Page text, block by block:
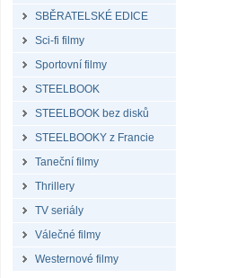
SBĚRATELSKÉ EDICE
Sci-fi filmy
Sportovní filmy
STEELBOOK
STEELBOOK bez disků
STEELBOOKY z Francie
Taneční filmy
Thrillery
TV seriály
Válečné filmy
Westernové filmy